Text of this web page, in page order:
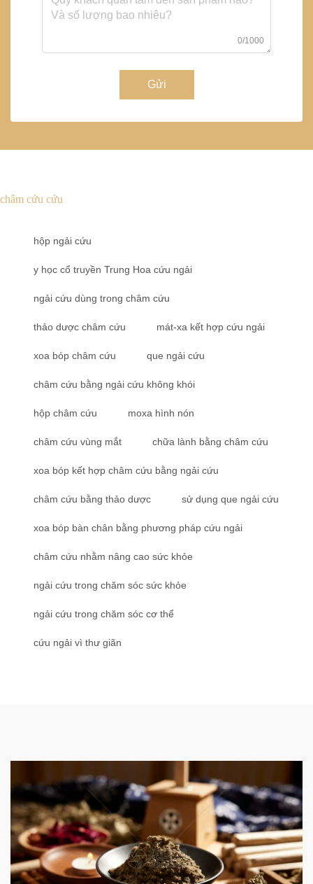
0/1000
Gửi
châm cứu cứu
hộp ngải cứu
y học cổ truyền Trung Hoa cứu ngải
ngải cứu dùng trong châm cứu
thảo dược châm cứu mát-xa kết hợp cứu ngải
xoa bóp châm cứu que ngải cứu
châm cứu bằng ngải cứu không khói
hộp châm cứu moxa hình nón
châm cứu vùng mắt chữa lành bằng châm cứu
xoa bóp kết hợp châm cứu bằng ngải cứu
châm cứu bằng thảo dược sử dụng que ngải cứu
xoa bóp bàn chân bằng phương pháp cứu ngải
châm cứu nhằm nâng cao sức khỏe
ngải cứu trong chăm sóc sức khỏe
ngải cứu trong chăm sóc cơ thể
cứu ngải vì thư giãn